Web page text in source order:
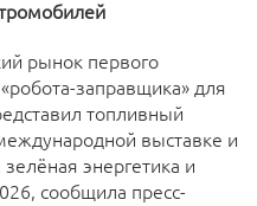
рынок первого
заправщика» для
топливный
выставке и
энергетика и
сообщила пресс-